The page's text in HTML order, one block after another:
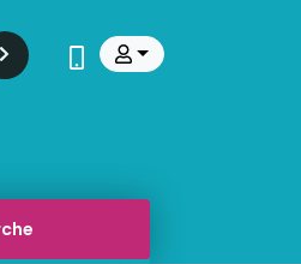
Modes Et Beauté